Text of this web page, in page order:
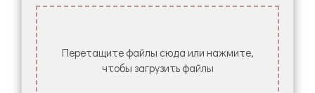
Перетащите файлы сюда или нажмите,
чтобы загрузить файлы